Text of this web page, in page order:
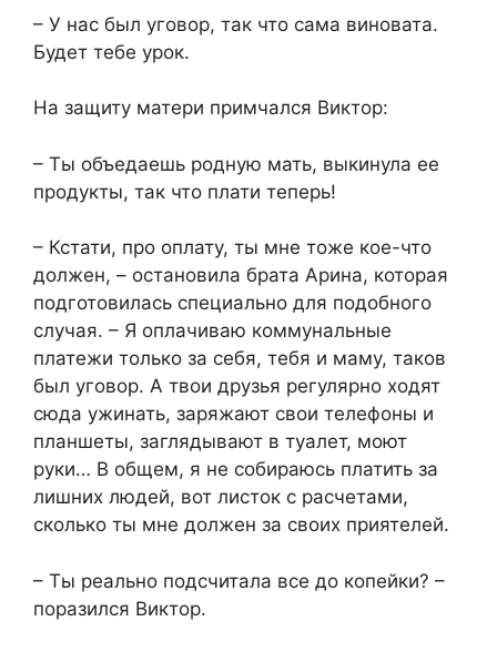
– У нас был уговор, так что сама виновата.
Будет тебе урок.
На защиту матери примчался Виктор:
– Ты объедаешь родную мать, выкинула ее
продукты, так что плати теперь!
– Кстати, про оплату, ты мне тоже кое-что
должен, – остановила брата Арина, которая
подготовилась специально для подобного
случая. – Я оплачиваю коммунальные
платежи только за себя, тебя и маму, таков
был уговор. А твои друзья регулярно ходят
сюда ужинать, заряжают свои телефоны и
планшеты, заглядывают в туалет, моют
руки… В общем, я не собираюсь платить за
лишних людей, вот листок с расчетами,
сколько ты мне должен за своих приятелей.
– Ты реально подсчитала все до копейки? –
поразился Виктор.